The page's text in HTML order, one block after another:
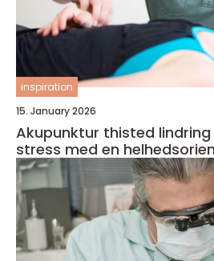
inspiration
15. January 2026
Akupunktur thisted lindring af smerter og
stress med en